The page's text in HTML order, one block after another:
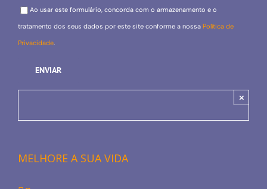
Please leave this field empty.
Ao usar este formulário, concorda com o armazenamento e o
tratamento dos seus dados por este site conforme a nossa Política de
Privacidade.
×
MELHORE A SUA VIDA